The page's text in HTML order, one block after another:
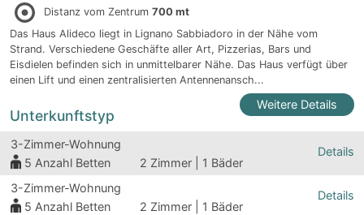
Distanz vom Zentrum 700 mt
Das Haus Alideco liegt in Lignano Sabbiadoro in der Nähe vom
Strand. Verschiedene Geschäfte aller Art, Pizzerias, Bars und
Eisdielen befinden sich in unmittelbarer Nähe. Das Haus verfügt über
einen Lift und einen zentralisierten Antennenansch...
Weitere Details
Unterkunftstyp
3-Zimmer-Wohnung
5 Anzahl Betten 2 Zimmer | 1 Bäder
Details
3-Zimmer-Wohnung
5 Anzahl Betten 2 Zimmer | 1 Bäder
Details